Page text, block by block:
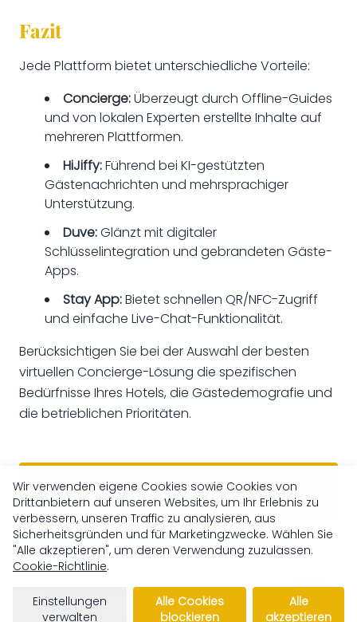
Fazit
Jede Plattform bietet unterschiedliche Vorteile:
Concierge:Überzeugt durch Offline-Guides
und von lokalen Experten erstellte Inhalte auf
mehreren Plattformen.
HiJiffy:Führend bei KI-gestützten
Gästenachrichten und mehrsprachiger
Unterstützung.
Duve:Glänzt mit digitaler
Schlüsselintegration und gebrandeten Gäste-
Apps.
Stay App:Bietet schnellen QR/NFC-Zugriff
und einfache Live-Chat-Funktionalität.
Berücksichtigen Sie bei der Auswahl der besten
virtuellen Concierge-Lösung die spezifischen
Bedürfnisse Ihres Hotels, die Gästedemografie und
die betrieblichen Prioritäten.
Fordern Sie noch heute eine Demo von
Concierge an!
AGB & Datenschutz Concierge Friend 2026 ©
Wir sind klimaneutral
Wir verwenden eigene Cookies sowie Cookies von
Drittanbietern auf unseren Websites, um Ihr Erlebnis zu
verbessern, unseren Traffic zu analysieren, aus
Sicherheitsgründen und für Marketingzwecke. Wählen Sie
"Alle akzeptieren", um deren Verwendung zuzulassen.
Cookie-Richtlinie.
Einstellungen
verwalten
Alle Cookies
blockieren
Alle
akzeptieren